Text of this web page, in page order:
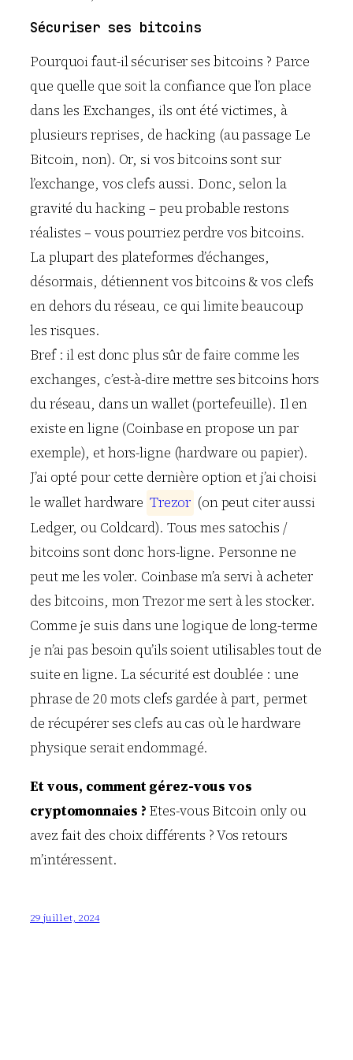
Sécuriser ses bitcoins
Pourquoi faut-il sécuriser ses bitcoins ? Parce
que quelle que soit la confiance que l’on place
dans les Exchanges, ils ont été victimes, à
plusieurs reprises, de hacking (au passage Le
Bitcoin, non). Or, si vos bitcoins sont sur
l’exchange, vos clefs aussi. Donc, selon la
gravité du hacking – peu probable restons
réalistes – vous pourriez perdre vos bitcoins.
La plupart des plateformes d’échanges,
désormais, détiennent vos bitcoins & vos clefs
en dehors du réseau, ce qui limite beaucoup
les risques.
Bref : il est donc plus sûr de faire comme les
exchanges, c’est-à-dire mettre ses bitcoins hors
du réseau, dans un wallet (portefeuille). Il en
existe en ligne (Coinbase en propose un par
exemple), et hors-ligne (hardware ou papier).
J’ai opté pour cette dernière option et j’ai choisi
le wallet hardware Trezor (on peut citer aussi
Ledger, ou Coldcard). Tous mes satochis /
bitcoins sont donc hors-ligne. Personne ne
peut me les voler. Coinbase m’a servi à acheter
des bitcoins, mon Trezor me sert à les stocker.
Comme je suis dans une logique de long-terme
je n’ai pas besoin qu’ils soient utilisables tout de
suite en ligne. La sécurité est doublée : une
phrase de 20 mots clefs gardée à part, permet
de récupérer ses clefs au cas où le hardware
physique serait endommagé.
Et vous, comment gérez-vous vos
cryptomonnaies ? Etes-vous Bitcoin only ou
avez fait des choix différents ? Vos retours
m’intéressent.
29 juillet, 2024